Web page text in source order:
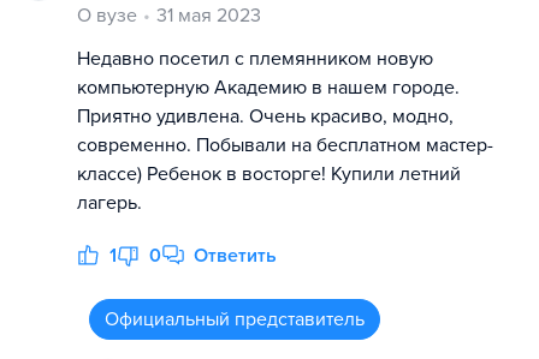
О вузе
31 мая 2023
Недавно посетил с племянником новую
компьютерную Академию в нашем городе.
Приятно удивлена. Очень красиво, модно,
современно. Побывали на бесплатном мастер-
классе) Ребенок в восторге! Купили летний
лагерь.
1 0 Ответить
Официальный представитель